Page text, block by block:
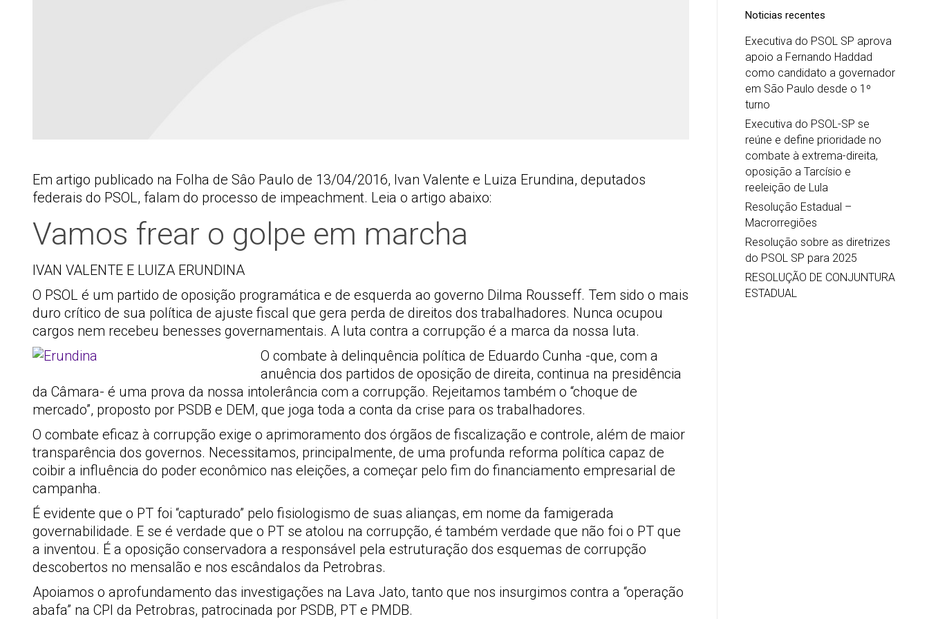
Em artigo publicado na Folha de Sâo Paulo de 13/04/2016, Ivan Valente e Luiza Erundina, deputados
federais do PSOL, falam do processo de impeachment. Leia o artigo abaixo:
Vamos frear o golpe em marcha
IVAN VALENTE E LUIZA ERUNDINA
O PSOL é um partido de oposição programática e de esquerda ao governo Dilma Rousseff. Tem sido o mais
duro crítico de sua política de ajuste fiscal que gera perda de direitos dos trabalhadores. Nunca ocupou
cargos nem recebeu benesses governamentais. A luta contra a corrupção é a marca da nossa luta.
O combate à delinquência política de Eduardo Cunha -que, com a
anuência dos partidos de oposição de direita, continua na presidência
da Câmara- é uma prova da nossa intolerância com a corrupção. Rejeitamos também o “choque de
mercado”, proposto por PSDB e DEM, que joga toda a conta da crise para os trabalhadores.
O combate eficaz à corrupção exige o aprimoramento dos órgãos de fiscalização e controle, além de maior
transparência dos governos. Necessitamos, principalmente, de uma profunda reforma política capaz de
coibir a influência do poder econômico nas eleições, a começar pelo fim do financiamento empresarial de
campanha.
É evidente que o PT foi “capturado” pelo fisiologismo de suas alianças, em nome da famigerada
governabilidade. E se é verdade que o PT se atolou na corrupção, é também verdade que não foi o PT que
a inventou. É a oposição conservadora a responsável pela estruturação dos esquemas de corrupção
descobertos no mensalão e nos escândalos da Petrobras.
Apoiamos o aprofundamento das investigações na Lava Jato, tanto que nos insurgimos contra a “operação
abafa” na CPI da Petrobras, patrocinada por PSDB, PT e PMDB.
Noticias recentes
Executiva do PSOL SP aprova
apoio a Fernando Haddad
como candidato a governador
em São Paulo desde o 1º
turno
Executiva do PSOL-SP se
reúne e define prioridade no
combate à extrema-direita,
oposição a Tarcísio e
reeleição de Lula
Resolução Estadual –
Macrorregiões
Resolução sobre as diretrizes
do PSOL SP para 2025
RESOLUÇÃO DE CONJUNTURA
ESTADUAL